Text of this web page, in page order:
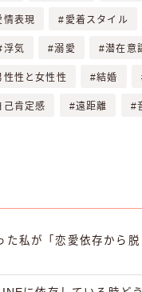
情表現 愛着スタイル
浮気 溺愛 潜在意
性性と女性性 結婚
己肯定感 遠距離
た私が「恋愛依存から脱